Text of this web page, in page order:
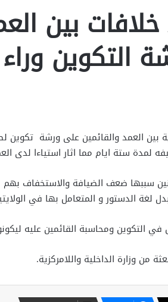
بين
التكوين
لمدة ستة ايام مما اثار استياءا لدى
سببها ضعف الضيافة والاستخفاف
لغة الدستور و المتعامل بها في
في التكوين ومحاسبة القائمين عليه
من وزارة الداخلية واللامركزية.